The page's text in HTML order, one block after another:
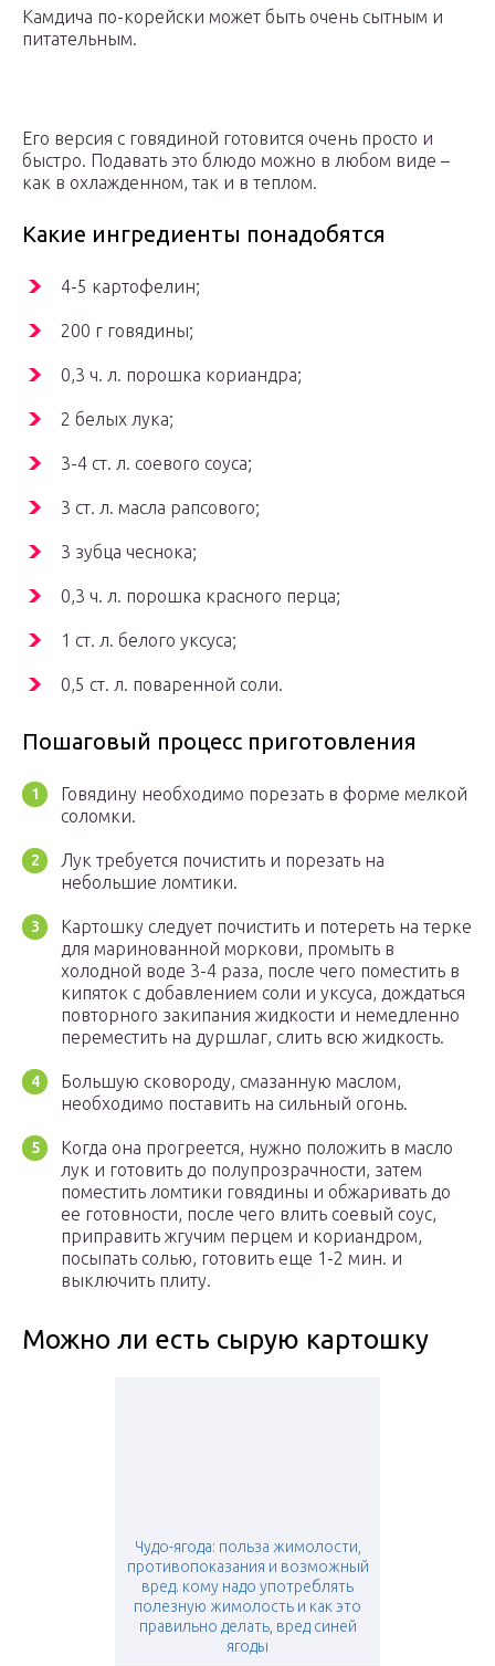
Камдича по-корейски может быть очень сытным и
питательным.
Его версия с говядиной готовится очень просто и
быстро. Подавать это блюдо можно в любом виде –
как в охлажденном, так и в теплом.
Какие ингредиенты понадобятся
4-5 картофелин;
200 г говядины;
0,3 ч. л. порошка кориандра;
2 белых лука;
3-4 ст. л. соевого соуса;
3 ст. л. масла рапсового;
3 зубца чеснока;
0,3 ч. л. порошка красного перца;
1 ст. л. белого уксуса;
0,5 ст. л. поваренной соли.
Пошаговый процесс приготовления
Говядину необходимо порезать в форме мелкой
соломки.
Лук требуется почистить и порезать на
небольшие ломтики.
Картошку следует почистить и потереть на терке
для маринованной моркови, промыть в
холодной воде 3-4 раза, после чего поместить в
кипяток с добавлением соли и уксуса, дождаться
повторного закипания жидкости и немедленно
переместить на дуршлаг, слить всю жидкость.
Большую сковороду, смазанную маслом,
необходимо поставить на сильный огонь.
Когда она прогреется, нужно положить в масло
лук и готовить до полупрозрачности, затем
поместить ломтики говядины и обжаривать до
ее готовности, после чего влить соевый соус,
приправить жгучим перцем и кориандром,
посыпать солью, готовить еще 1-2 мин. и
выключить плиту.
Можно ли есть сырую картошку
Чудо-ягода: польза жимолости,
противопоказания и возможный
вред. кому надо употреблять
полезную жимолость и как это
правильно делать, вред синей
ягоды